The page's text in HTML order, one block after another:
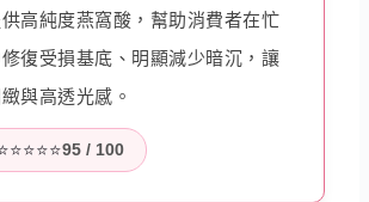
高純度燕窩酸，幫助消費者在忙
復受損基底、明顯減少暗沉，讓
與高透光感。
95 / 100